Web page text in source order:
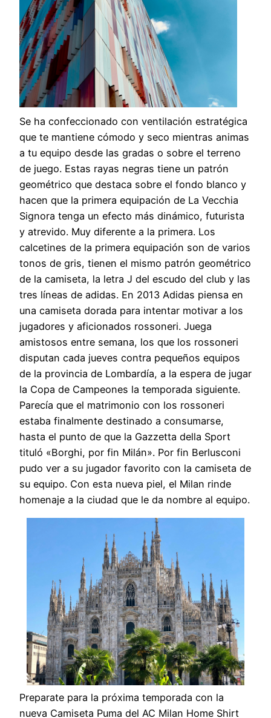
Se ha confeccionado con ventilación estratégica
que te mantiene cómodo y seco mientras animas
a tu equipo desde las gradas o sobre el terreno
de juego. Estas rayas negras tiene un patrón
geométrico que destaca sobre el fondo blanco y
hacen que la primera equipación de La Vecchia
Signora tenga un efecto más dinámico, futurista
y atrevido. Muy diferente a la primera. Los
calcetines de la primera equipación son de varios
tonos de gris, tienen el mismo patrón geométrico
de la camiseta, la letra J del escudo del club y las
tres líneas de adidas. En 2013 Adidas piensa en
una camiseta dorada para intentar motivar a los
jugadores y aficionados rossoneri. Juega
amistosos entre semana, los que los rossoneri
disputan cada jueves contra pequeños equipos
de la provincia de Lombardía, a la espera de jugar
la Copa de Campeones la temporada siguiente.
Parecía que el matrimonio con los rossoneri
estaba finalmente destinado a consumarse,
hasta el punto de que la Gazzetta della Sport
tituló «Borghi, por fin Milán». Por fin Berlusconi
pudo ver a su jugador favorito con la camiseta de
su equipo. Con esta nueva piel, el Milan rinde
homenaje a la ciudad que le da nombre al equipo.
Preparate para la próxima temporada con la
nueva Camiseta Puma del AC Milan Home Shirt